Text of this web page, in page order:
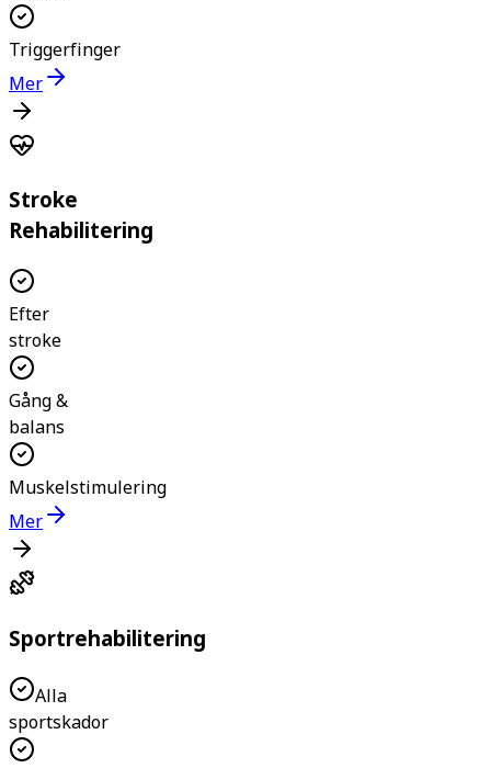
Triggerfinger
Mer
Stroke
Rehabilitering
Efter
stroke
Gång &
balans
Muskelstimulering
Mer
Sportrehabilitering
Alla
sportskador